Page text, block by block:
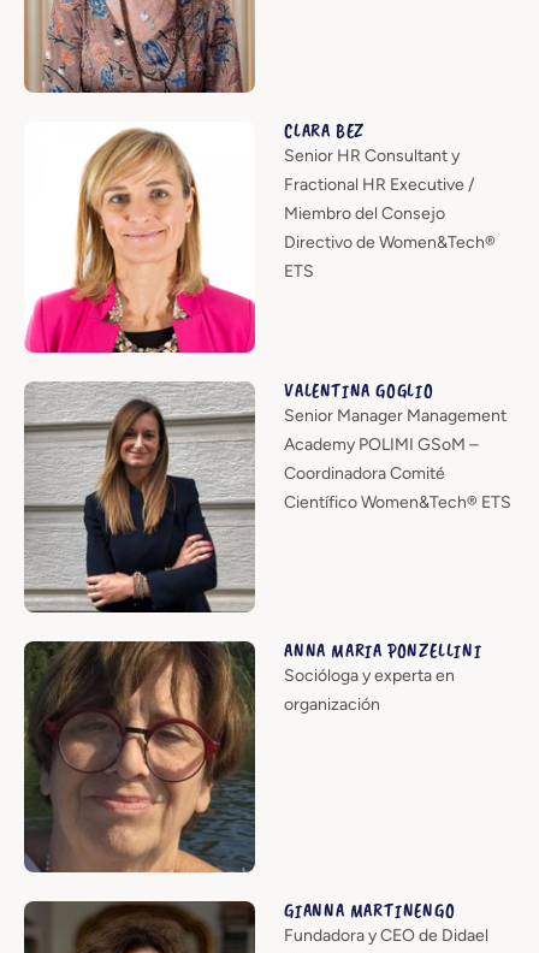
CLARA BEZ
Senior HR Consultant y
Fractional HR Executive /
Miembro del Consejo
Directivo de Women&Tech®
ETS
VALENTINA GOGLIO
Senior Manager Management
Academy POLIMI GSoM –
Coordinadora Comité
Científico Women&Tech® ETS
ANNA MARIA PONZELLINI
Socióloga y experta en
organización
GIANNA MARTINENGO
Fundadora y CEO de Didael